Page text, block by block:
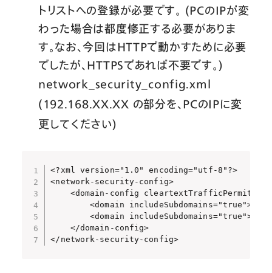
トリストへの登録が必要です。 (PCのIPが変
わった場合は都度修正する必要がありま
す。なお、今回はHTTPで動かすために必要
でしたが、HTTPSであれば不要です。)
network_security_config.xml
(192.168.XX.XX の部分を、PCのIPに変
更してください)
<?xml version="1.0" encoding="utf-8"?>
<network-security-config>
<domain-config
<domain
<domain
    </domain-config>
</network-security-config>